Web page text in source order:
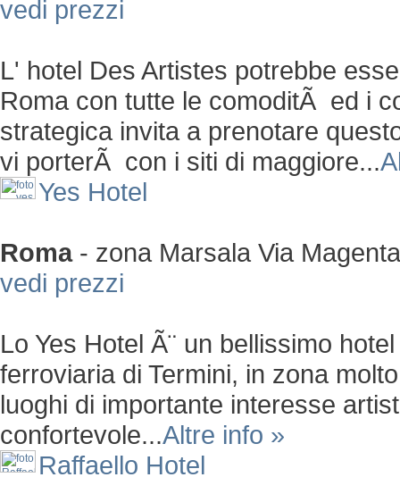
vedi prezzi
L' hotel Des Artistes potrebbe
Roma con tutte le comoditÃ ed i
strategica invita a prenotare
vi porterÃ con i siti di maggiore...
Yes Hotel
Roma- zona Marsala Via
vedi prezzi
Lo Yes Hotel Ã¨ un bellissimo
ferroviaria di Termini, in zona
luoghi di importante interesse
confortevole...Altre info »
Raffaello Hotel